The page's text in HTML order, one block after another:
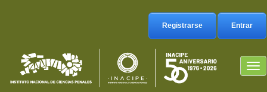
Barra
lateral
Registrarse Entrar